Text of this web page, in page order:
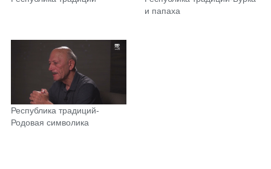
и папаха
Республика традиций-
Родовая символика